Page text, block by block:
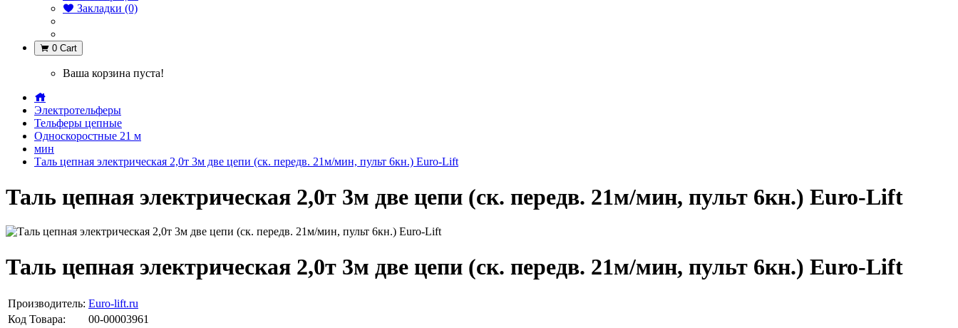
Закладки (0)
0 Cart
Ваша корзина пуста!
Электротельферы
Тельферы цепные
Односкоростные 21 м
мин
Таль цепная электрическая 2,0т 3м две цепи (ск. передв. 21м/мин, пульт 6кн.) Euro-Lift
Таль цепная электрическая 2,0т 3м две цепи (ск. передв. 21м/мин, пульт 6кн.) Euro-Lift
Таль цепная электрическая 2,0т 3м две цепи (ск. передв. 21м/мин, пульт 6кн.) Euro-Lift
Производитель: Euro-lift.ru
Код Товара:
00-00003961